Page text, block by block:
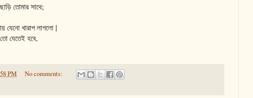
তোমার সাথে;
যেনো খারাপ লাগলো |
যেতেই হবে,
PM
No comments: